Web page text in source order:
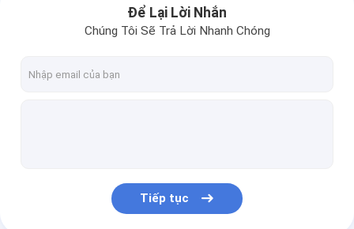
Để Lại Lời Nhắn
Chúng Tôi Sẽ Trả Lời Nhanh Chóng
Tiếp tục